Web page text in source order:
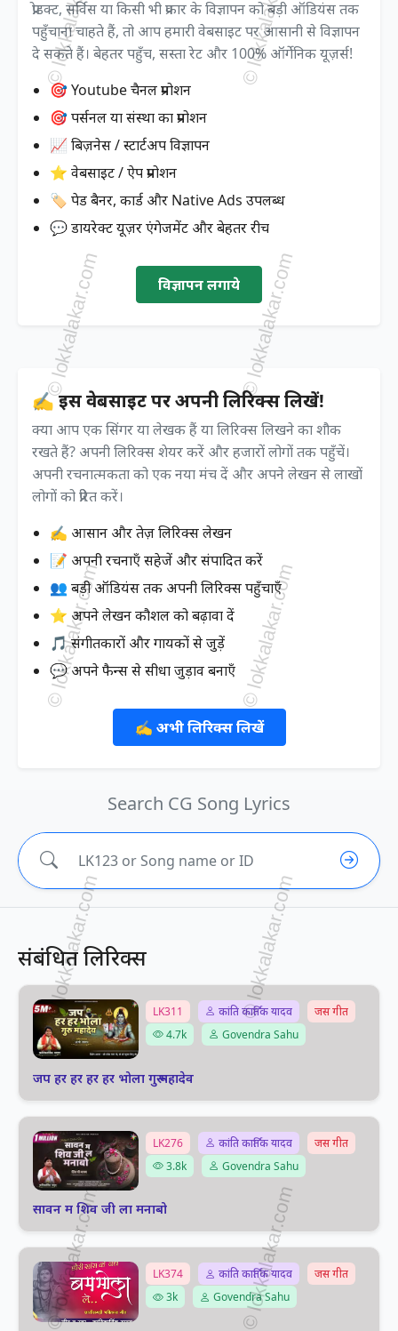
प्रोडक्ट, सर्विस या किसी भी प्रकार के विज्ञापन को बड़ी ऑडियंस तक
पहुँचाना चाहते हैं, तो आप हमारी वेबसाइट पर आसानी से विज्ञापन
दे सकते हैं। बेहतर पहुँच, सस्ता रेट और 100% ऑर्गेनिक यूज़र्स!
🎯 Youtube चैनल प्रमोशन
🎯 पर्सनल या संस्था का प्रमोशन
📈 बिज़नेस / स्टार्टअप विज्ञापन
⭐ वेबसाइट / ऐप प्रमोशन
🏷️ पेड बैनर, कार्ड और Native Ads उपलब्ध
💬 डायरेक्ट यूज़र एंगेजमेंट और बेहतर रीच
विज्ञापन लगाये
✍️ इस वेबसाइट पर अपनी लिरिक्स लिखें!
क्या आप एक सिंगर या लेखक हैं या लिरिक्स लिखने का शौक
रखते हैं? अपनी लिरिक्स शेयर करें और हजारों लोगों तक पहुँचें।
अपनी रचनात्मकता को एक नया मंच दें और अपने लेखन से लाखों
लोगों को प्रेरित करें।
✍️ आसान और तेज़ लिरिक्स लेखन
📝 अपनी रचनाएँ सहेजें और संपादित करें
👥 बड़ी ऑडियंस तक अपनी लिरिक्स पहुँचाएँ
⭐ अपने लेखन कौशल को बढ़ावा दें
🎵 संगीतकारों और गायकों से जुड़ें
💬 अपने फैन्स से सीधा जुड़ाव बनाएँ
✍️ अभी लिरिक्स लिखें
Search CG Song Lyrics
संबंधित लिरिक्स
LK311 कांति कार्तिक यादव
जस गीत
4.7k
Govendra Sahu
जप हर हर हर हर भोला गुरू महादेव
LK276 कांति कार्तिक यादव
जस गीत
3.8k
Govendra Sahu
सावन म शिव जी ला मनाबो
LK374 कांति कार्तिक यादव
जस गीत
3k
Govendra Sahu